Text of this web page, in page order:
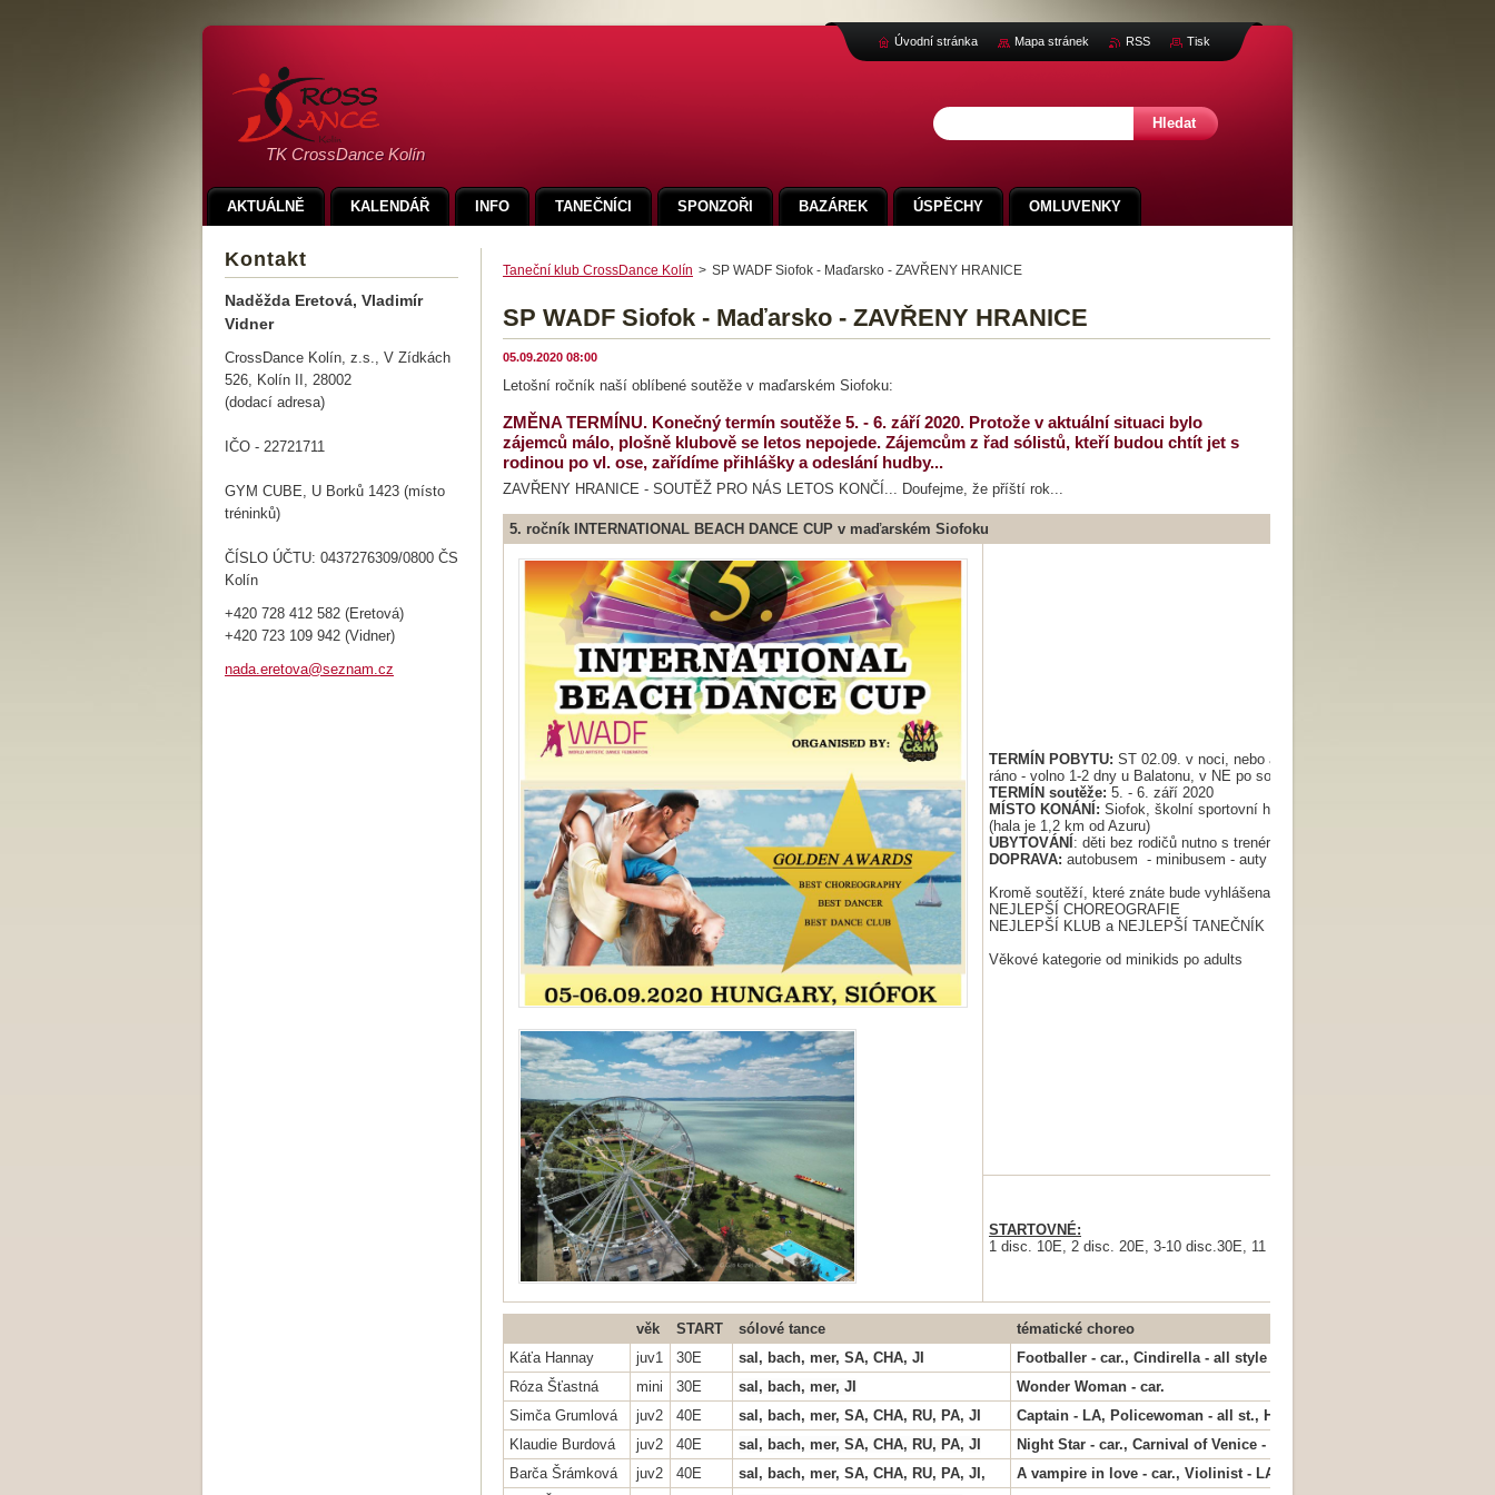
TK CrossDance Kolín
Taneční klub CrossDance Kolín > SP WADF Siofok - Maďarsko - ZAVŘENY HRANICE
SP WADF Siofok - Maďarsko - ZAVŘENY HRANICE
05.09.2020 08:00
Letošní ročník naší oblíbené soutěže v maďarském Siofoku:
ZMĚNA TERMÍNU. Konečný termín soutěže 5. - 6. září 2020. Protože v aktuální situaci bylo
zájemců málo, plošně klubově se letos nepojede. Zájemcům z řad sólistů, kteří budou chtít jet s
rodinou po vl. ose, zařídíme přihlášky a odeslání hudby...
ZAVŘENY HRANICE - SOUTĚŽ PRO NÁS LETOS KONČÍ... Doufejme, že příští rok...
5. ročník INTERNATIONAL BEACH DANCE CUP v maďarském Siofoku
TERMÍN POBYTU: ST 02.09. v noci, nebo až ČT 3.9. v noci, příjezd do
ráno - volno 1-2 dny u Balatonu, v NE po soutěži cesta domů (v ČR v PO
TERMÍN soutěže: 5. - 6. září 2020
MÍSTO KONÁNÍ: Siofok, školní sportovní hala: BESZÉDES JÓZSEF
(hala je 1,2 km od Azuru)
UBYTOVÁNÍ : děti bez rodičů nutno s trenéry (hotel Azur)
DOPRAVA: autobusem - minibusem - auty (podle počtu a zájmu)
Kromě soutěží, které znáte bude vyhlášena:
NEJLEPŠÍ CHOREOGRAFIE
NEJLEPŠÍ KLUB a NEJLEPŠÍ TANEČNÍK
Věkové kategorie od minikids po adults
STARTOVNÉ:
1 disc. 10E, 2 disc. 20E, 3-10 disc.30E, 11 - 20 disc.40E, 21-30 disc.50E.
věk START sólové tance
tématické choreo
Káťa Hannay
juv1 30E sal, bach, mer, SA, CHA, JI Footballer - car., Cindirella - all style
Róza Šťastná
mini 30E sal, bach, mer, JI
Wonder Woman - car.
Simča Grumlová
juv2 40E sal, bach, mer, SA, CHA, RU, PA, JI
Captain - LA, Policewoman - all st., Hawaigirl - car.
Klaudie Burdová
juv2 40E sal, bach, mer, SA, CHA, RU, PA, JI Night Star - car., Carnival of Venice - LA
Barča Šrámková
juv2 40E sal, bach, mer, SA, CHA, RU, PA, JI, A vampire in love - car., Violinist - LA, Rainbow - conte, Pocahontas
Kontakt
Naděžda Eretová, Vladimír
Vidner
CrossDance Kolín, z.s., V Zídkách
526, Kolín II, 28002
(dodací adresa)
IČO - 22721711
GYM CUBE, U Borků 1423 (místo
tréninků)
ČÍSLO ÚČTU: 0437276309/0800 ČS
Kolín
+420 728 412 582 (Eretová)
+420 723 109 942 (Vidner)
nada.eretova@seznam.cz
AKTUÁLNĚ KALENDÁŘ INFO TANEČNÍCI SPONZOŘI BAZÁREK ÚSPĚCHY OMLUVENKY
Úvodní stránka Mapa stránek RSS Tisk